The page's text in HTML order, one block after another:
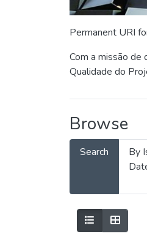
Permanent URI
Com a missão de
Qualidade do
Browse
Search
By